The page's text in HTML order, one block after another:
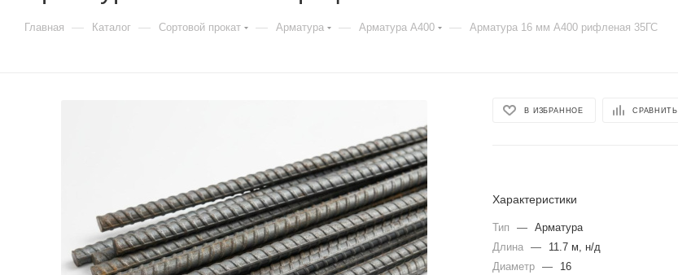
Главная — Каталог — Сортовой прокат — Арматура — Арматура А400 — Арматура 16 мм А400 рифленая 35ГС
В ИЗБРАННОЕ СРАВНИТЬ
Характеристики
Тип —
Арматура
Длина
—
11.7 м, н/д
Диаметр
—
16